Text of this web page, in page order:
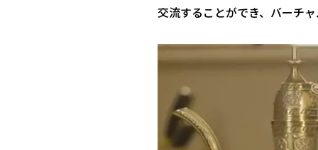
交流することができ、バーチ